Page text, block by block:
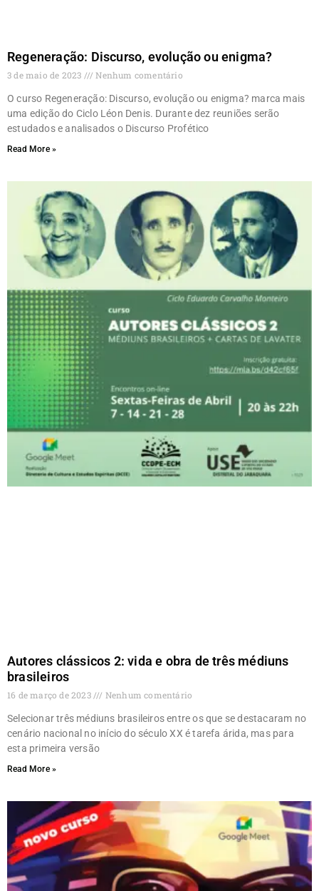
Regeneração: Discurso, evolução ou enigma?
3 de maio de 2023 Nenhum comentário
O curso Regeneração: Discurso, evolução ou enigma? marca mais
uma edição do Ciclo Léon Denis. Durante dez reuniões serão
estudados e analisados o Discurso Profético
Read More »
Autores clássicos 2: vida e obra de três médiuns
brasileiros
16 de março de 2023 Nenhum comentário
Selecionar três médiuns brasileiros entre os que se destacaram no
cenário nacional no início do século XX é tarefa árida, mas para
esta primeira versão
Read More »